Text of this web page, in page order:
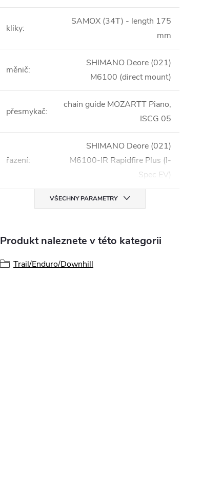
kliky:
SAMOX (34T) - length 175
mm
měnič:
SHIMANO Deore (021)
M6100 (direct mount)
přesmykač:
chain guide MOZARTT Piano,
ISCG 05
řazení:
SHIMANO Deore (021)
M6100-IR Rapidfire Plus (I-
Spec EV)
VŠECHNY PARAMETRY
Produkt naleznete v této kategorii
Trail/Enduro/Downhill